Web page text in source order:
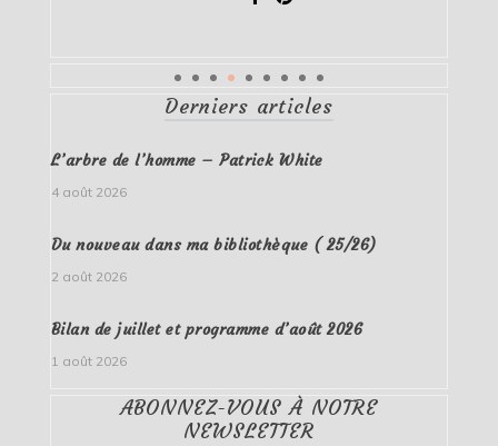
Derniers articles
L’arbre de l’homme – Patrick White
4 août 2026
Du nouveau dans ma bibliothèque ( 25/26)
2 août 2026
Bilan de juillet et programme d’août 2026
1 août 2026
ABONNEZ-VOUS À NOTRE
NEWSLETTER